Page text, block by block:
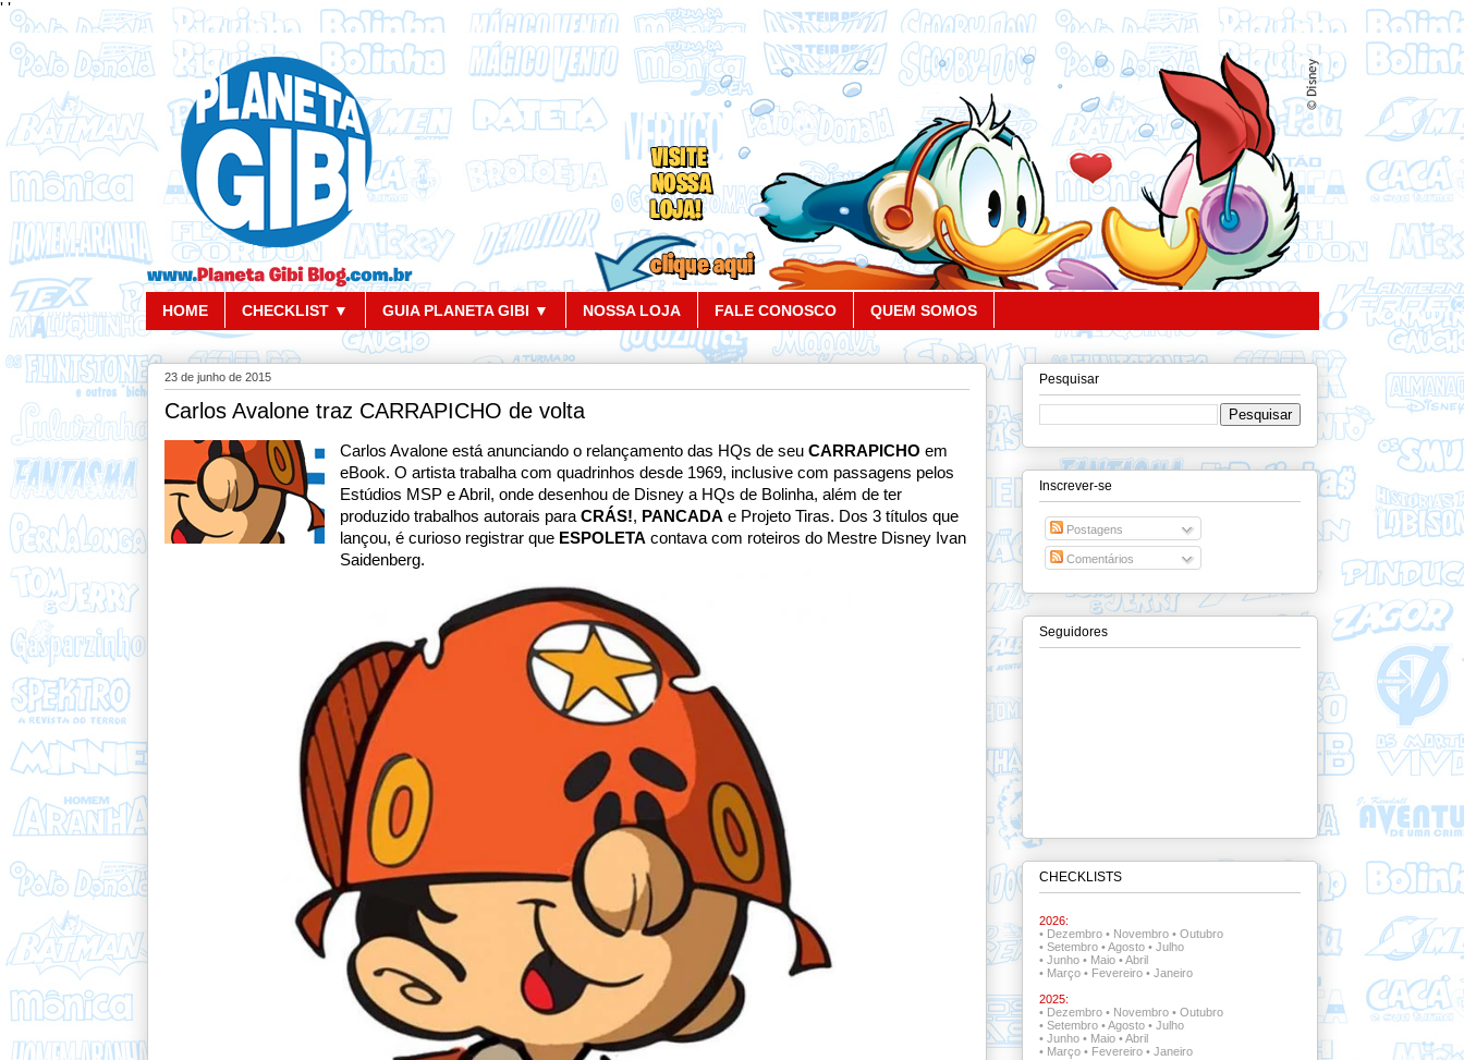
' '
HOME CHECKLIST ▼ GUIA PLANETA GIBI ▼ NOSSA LOJA FALE CONOSCO QUEM SOMOS
23 de junho de 2015
Carlos Avalone traz CARRAPICHO de volta
Carlos Avalone está anunciando o relançamento das HQs de seuCARRAPICHO em
eBook. O artista trabalha com quadrinhos desde 1969, inclusive com passagens pelos
Estúdios MSP e Abril, onde desenhou de Disney a HQs de Bolinha, além de ter
produzido trabalhos autorais paraCRÁS!, PANCADA e Projeto Tiras. Dos 3 títulos que
lançou, é curioso registrar que ESPOLETA contava com roteiros do Mestre Disney Ivan
Saidenberg.
Pesquisar
Inscrever-se
Postagens
Comentários
Seguidores
CHECKLISTS
2026:
• Dezembro• Novembro• Outubro
• Setembro•Agosto• Julho
• Junho• Maio•Abril
• Março• Fevereiro• Janeiro
2025:
• Dezembro• Novembro• Outubro
• Setembro•Agosto• Julho
• Junho• Maio•Abril
• Março• Fevereiro• Janeiro